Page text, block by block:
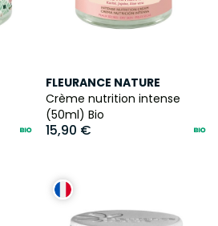
FLEURANCE NATURE
Crème nutrition intense
(50ml) Bio
15,90 €